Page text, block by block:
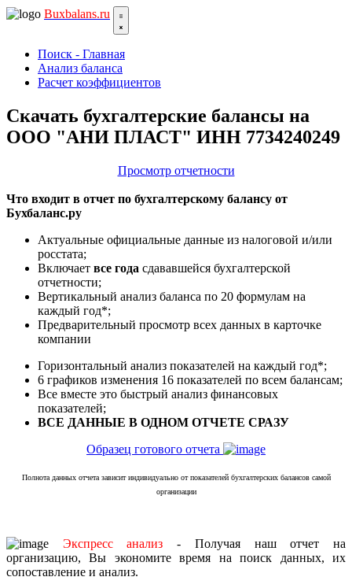
Buxbalans.ru
Поиск - Главная
Анализ баланса
Расчет коэффициентов
Скачать бухгалтерские балансы на
ООО "АНИ ПЛАСТ" ИНН 7734240249
Просмотр отчетности
Что входит в отчет по бухгалтерскому балансу от
Бухбаланс.ру
Актуальные официальные данные из налоговой и/или
росстата;
Включает все года сдававшейся бухгалтерской
отчетности;
Вертикальный анализ баланса по 20 формулам на
каждый год*;
Предварительный просмотр всех данных в карточке
компании
Горизонтальный анализ показателей на каждый год*;
6 графиков изменения 16 показателей по всем балансам;
Все вместе это быстрый анализ финансовых
показателей;
ВСЕ ДАННЫЕ В ОДНОМ ОТЧЕТЕ СРАЗУ
Образец готового отчета
Полнота данных отчета зависит индивидуально от показателей бухгалтерских балансов самой
организации
Экспресс анализ - Получая наш отчет на
организацию, Вы экономите время на поиск данных, их
сопоставление и анализ.